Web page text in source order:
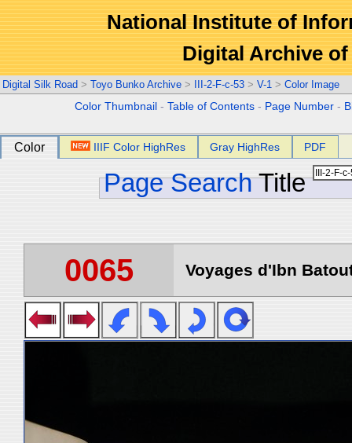
National Institute of
Digital Archive
Digital Silk Road > Toyo Bunko Archive > III-2-F-c-53 > V-1 > Color Image
Color Thumbnail -Table of Contents - Page Number -
Color IIIF Color HighRes Gray HighRes PDF
Page Search Title
0065 Voyages d'Ibn